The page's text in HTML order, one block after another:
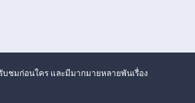
ชมก่อนใคร และมีมากมายหลายพันเรื่อง